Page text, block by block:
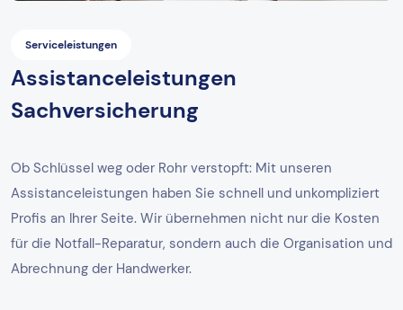
Serviceleistungen
Assistanceleistungen
Sachversicherung
Ob Schlüssel weg oder Rohr verstopft: Mit unseren
Assistanceleistungen haben Sie schnell und unkompliziert
Profis an Ihrer Seite. Wir übernehmen nicht nur die Kosten
für die Notfall-Reparatur, sondern auch die Organisation und
Abrechnung der Handwerker.